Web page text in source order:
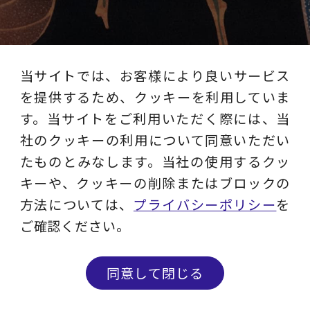
レイヤーズ・コンサルティング
公式SNS
YouTube
レイヤーズのサービス内容からお客様イン
当サイトでは、お客様により良いサービス
を提供するため、クッキーを利用していま
す。当サイトをご利用いただく際には、当
社のクッキーの利用について同意いただい
たものとみなします。当社の使用するクッ
キーや、クッキーの削除またはブロックの
方法については、 プライバシーポリシーを
ご確認ください。
同意して閉じる